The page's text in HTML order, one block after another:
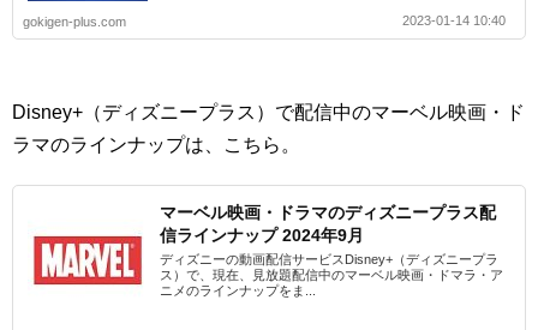
gokigen-plus.com 2023-01-14 10:40
Disney+（ディズニープラス）で配信中のマーベル映画・ド
ラマのラインナップは、こちら。
マーベル映画・ドラマのディズニープラス配
信ラインナップ 2024年9月
ディズニーの動画配信サービスDisney+（ディズニープラ
ス）で、現在、見放題配信中のマーベル映画・ドマラ・ア
ニメのラインナップをま...